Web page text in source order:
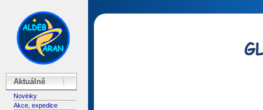
Aktuálně
Novinky
Akce, expedice